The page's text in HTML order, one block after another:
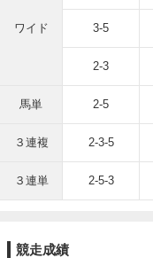
ワイド 3-5
2-3
馬単 2-5
３連複 2-3-5
３連単 2-5-3
競走成績